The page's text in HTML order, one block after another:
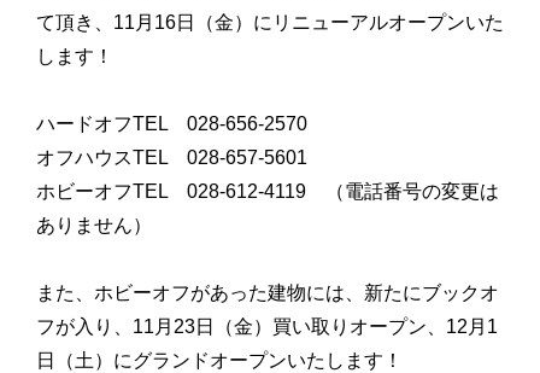
て頂き、11月16日（金）にリニューアルオープンいた
します！
ハードオフTEL 028-656-2570
オフハウスTEL 028-657-5601
ホビーオフTEL 028-612-4119 （電話番号の変更は
ありません）
また、ホビーオフがあった建物には、新たにブックオ
フが入り、11月23日（金）買い取りオープン、12月1
日（土）にグランドオープンいたします！